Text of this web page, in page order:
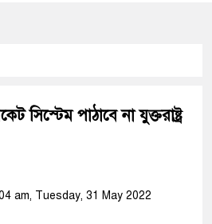
সিস্টেম পাঠাবে না যুক্তরাষ্ট্র
am, Tuesday, 31 May 2022